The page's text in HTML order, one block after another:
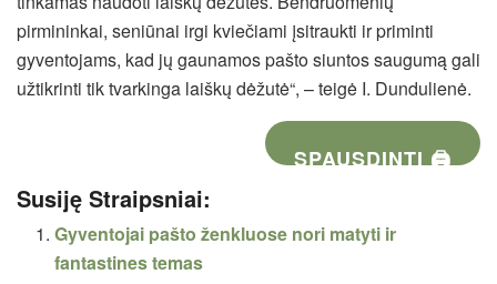
pirmininkai, seniūnai irgi kviečiami įsitraukti ir priminti
gyventojams, kad jų gaunamos pašto siuntos saugumą gali
užtikrinti tik tvarkinga laiškų dėžutė“, – teigė I. Dundulienė.
SPAUSDINTI 🖨
Susiję Straipsniai:
Gyventojai pašto ženkluose nori matyti ir
fantastines temas